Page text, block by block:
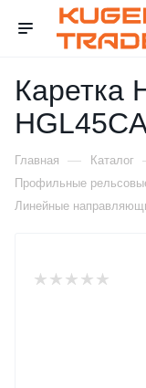
Каретка
Главная — Каталог
Профильные
Линейные